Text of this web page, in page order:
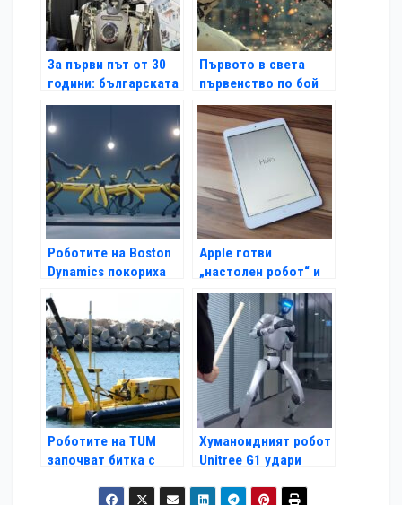
За първи път от 30
години: българската
наука на световната
сцена в роботиката
Първото в света
първенство по бой
между хуманоидни
роботи ще се
проведе в Китай
Роботите на Boston
Dynamics покориха
„Америка търси
талант“ (Видео)
Apple готви
„настолен робот“ и
нов смарт хъб за
дома
Роботите на TUM
започват битка с
Хуманоидният робот
Unitree G1 удари
тест (Видео)